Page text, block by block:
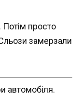
Потім просто
замерзали
автомобіля.